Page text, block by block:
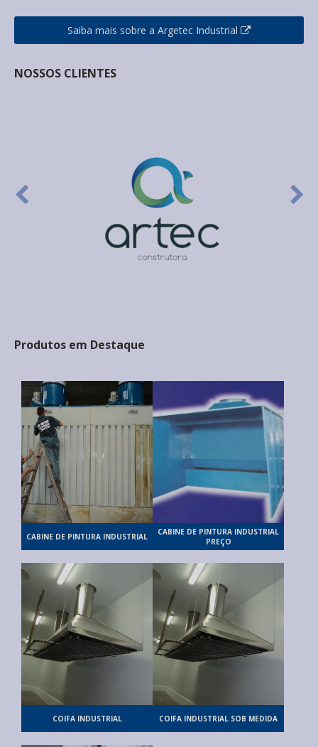
Saiba mais sobre a Argetec Industrial
NOSSOS CLIENTES
Produtos em Destaque
CABINE DE PINTURA INDUSTRIAL
CABINE DE PINTURA INDUSTRIAL
PREÇO
COIFA INDUSTRIAL COIFA INDUSTRIAL SOB MEDIDA